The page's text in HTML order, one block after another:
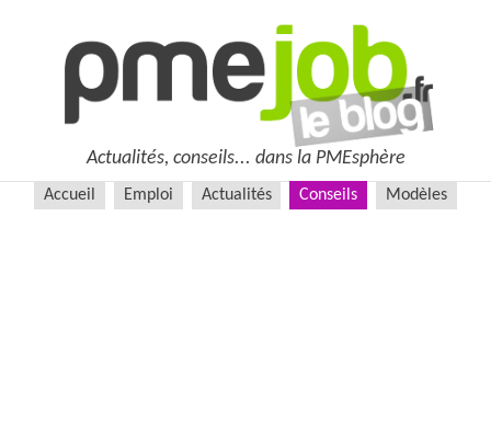
Actualités, conseils... dans la PMEsphère
Accueil Emploi Actualités Conseils Modèles